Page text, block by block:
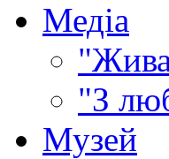
Медіа
"З
Музей